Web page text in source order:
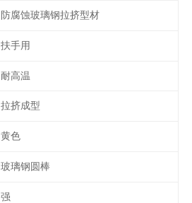
防腐蚀玻璃钢拉挤型材
扶手用
耐高温
拉挤成型
黄色
玻璃钢圆棒
强